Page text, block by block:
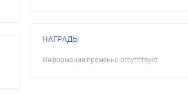
НАГРАДЫ
Информация временно отсутствует